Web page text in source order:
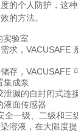
的个人防护，这
的方法。
实验室
求，VACUSAFE
存，VACUSAFE
集成泵
泄漏的自封闭式连
液面传感器
全一级、二级和三
溶液，在大限度